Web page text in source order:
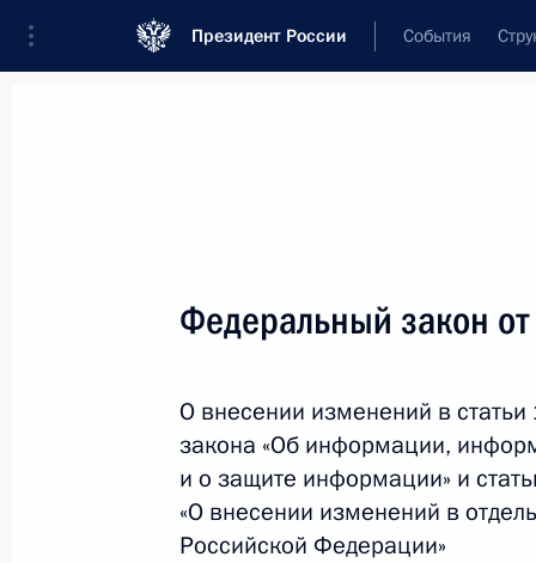
Президент России События
Текст в документе
Вид документа
Все
Дата вступления в силу... или
Федеральный закон
О внесении изменений в
закона «Об информации,
и о защите информации» и
«О внесении изменений в
Российской Федерации»